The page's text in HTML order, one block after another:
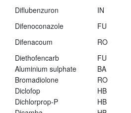
Diflubenzuron
IN
Difenoconazole
FU
Difenacoum
RO
Diethofencarb
FU
Aluminium sulphate
BA
Bromadiolone
RO
Diclofop
HB
Dichlorprop-P
HB